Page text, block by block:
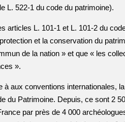
L. 522-1 du code du patrimoine).
articles L. 101-1 et L. 101-2 du
et la conservation du
de la nation » et que « les
».
aux conventions internationales,
du Patrimoine. Depuis, ce sont 2
par près de 4 000